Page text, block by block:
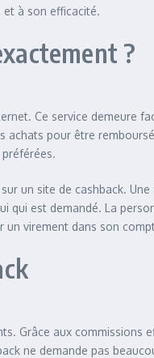
à son efficacité.
?
Ce service demeure
achats pour être
un site de cashback.
qui est demandé. La
virement dans son
Grâce aux commissions
ne demande pas